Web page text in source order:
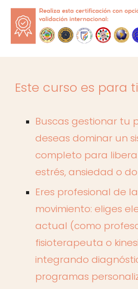
Este curso es para ti
Buscas gestionar tu
deseas dominar un
completo para
estrés, ansiedad o
Eres profesional de
movimiento: eliges
actual (como
fisioterapeuta o
integrando
programas